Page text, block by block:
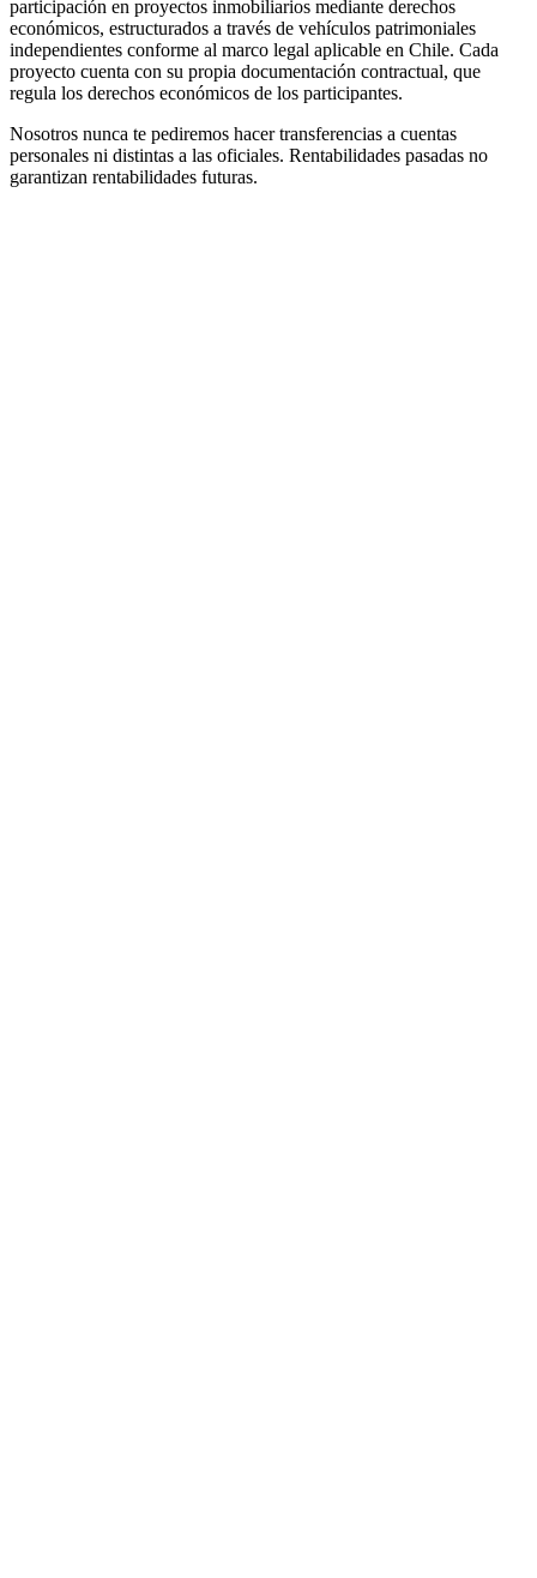
participación en proyectos inmobiliarios mediante derechos
económicos, estructurados a través de vehículos patrimoniales
independientes conforme al marco legal aplicable en Chile. Cada
proyecto cuenta con su propia documentación contractual, que
regula los derechos económicos de los participantes.
Nosotros nunca te pediremos hacer transferencias a cuentas
personales ni distintas a las oficiales. Rentabilidades pasadas no
garantizan rentabilidades futuras.